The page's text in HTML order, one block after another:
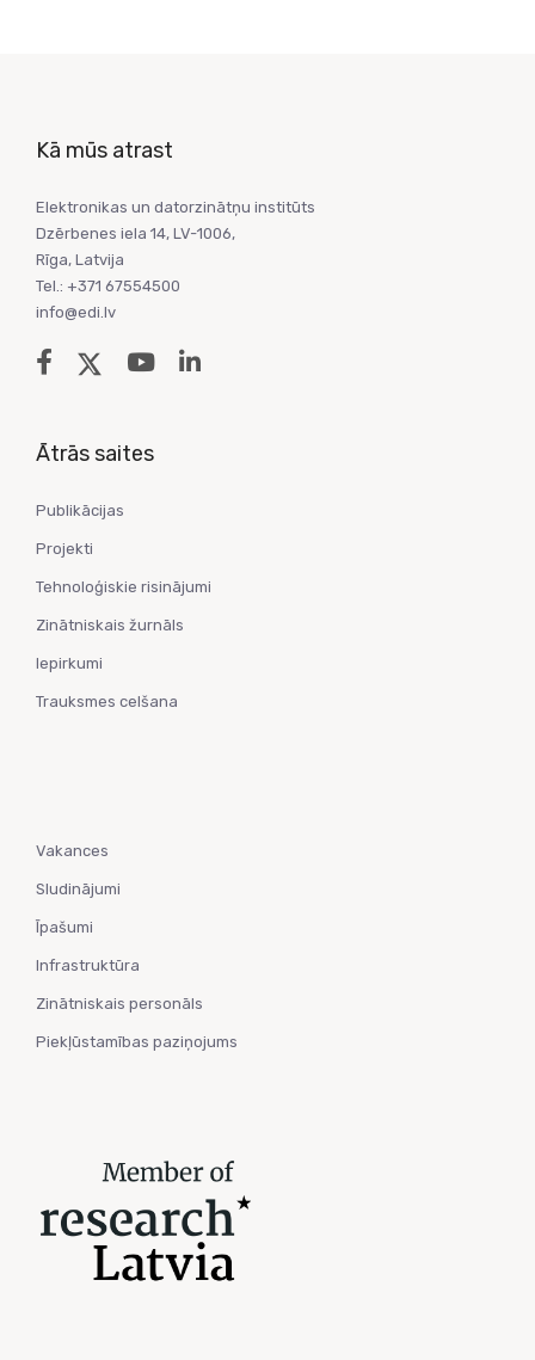
Kā mūs atrast
Elektronikas un datorzinātņu institūts
Dzērbenes iela 14, LV-1006,
Rīga, Latvija
Tel.: +371 67554500
info@edi.lv
Ātrās saites
Publikācijas
Projekti
Tehnoloģiskie risinājumi
Zinātniskais žurnāls
Iepirkumi
Trauksmes celšana
Vakances
Sludinājumi
Īpašumi
Infrastruktūra
Zinātniskais personāls
Piekļūstamības paziņojums